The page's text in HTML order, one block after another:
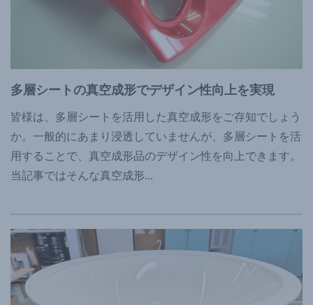
多層シートの真空成形でデザイン性向上を実現
皆様は、多層シートを活用した真空成形をご存知でしょう
か。一般的にあまり浸透していませんが、多層シートを活
用することで、真空成形品のデザイン性を向上できます。
当記事ではそんな真空成形...